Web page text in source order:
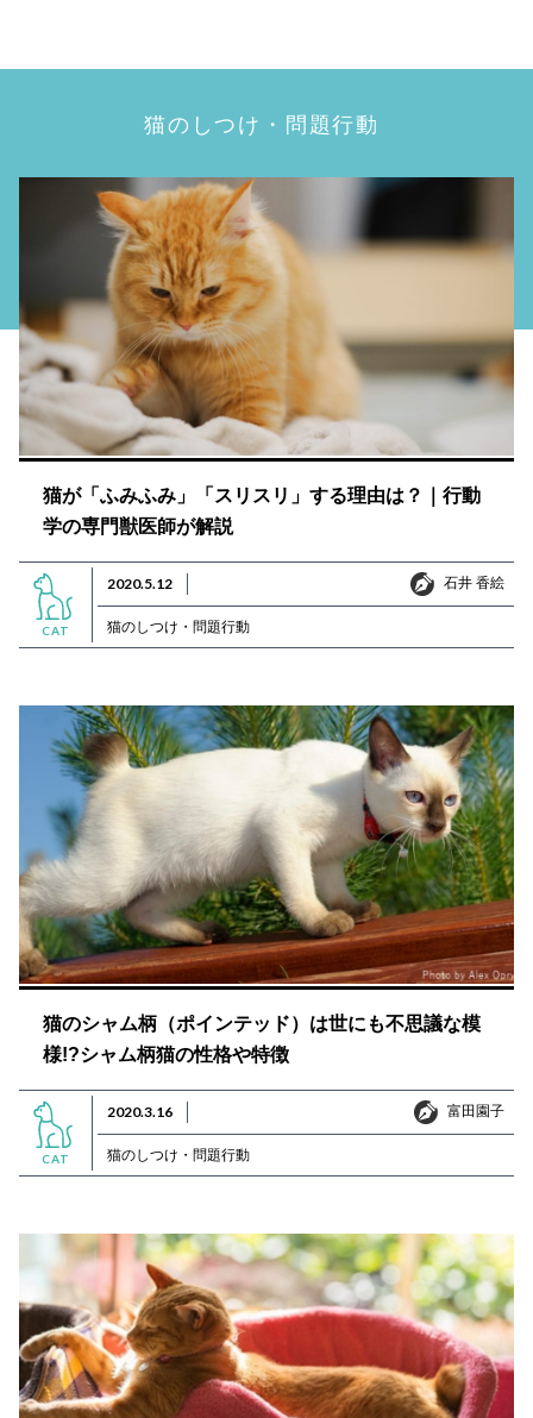
猫のしつけ・問題行動
猫が「ふみふみ」「スリスリ」する理由は？｜行動
学の専門獣医師が解説
CAT
2020.5.12 石井 香絵
石井 香絵
猫のしつけ・問題行動
猫のシャム柄（ポインテッド）は世にも不思議な模
様!?シャム柄猫の性格や特徴
CAT
2020.3.16 富田園子
富田園子
猫のしつけ・問題行動